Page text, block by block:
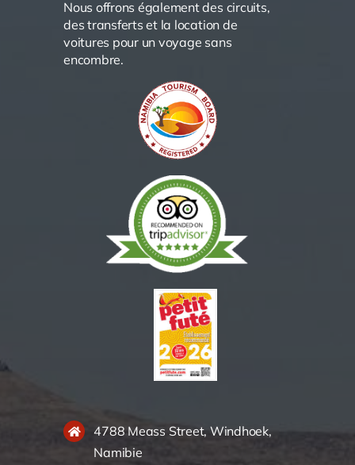
Nous offrons également des circuits,
des transferts et la location de
voitures pour un voyage sans
encombre.
4788 Meass Street, Windhoek,
Namibie